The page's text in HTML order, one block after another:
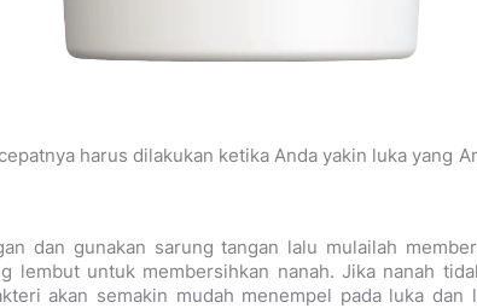
harus dilakukan ketika Anda yakin luka yang
dan gunakan sarung tangan lalu mulailah
lembut untuk membersihkan nanah. Jika nanah
akan semakin mudah menempel pada luka dan